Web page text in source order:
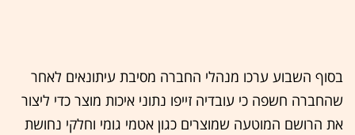
בסוף השבוע ערכו מנהלי החברה מסיבת עיתונאים לאחר
שהחברה חשפה כי עובדיה זייפו נתוני איכות מוצר כדי ליצור
את הרושם המוטעה שמוצרים כגון אטמי גומי וחלקי נחושת